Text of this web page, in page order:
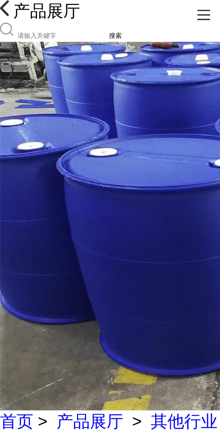
产品展厅
搜索
首页 > 产品展厅 > 其他行业